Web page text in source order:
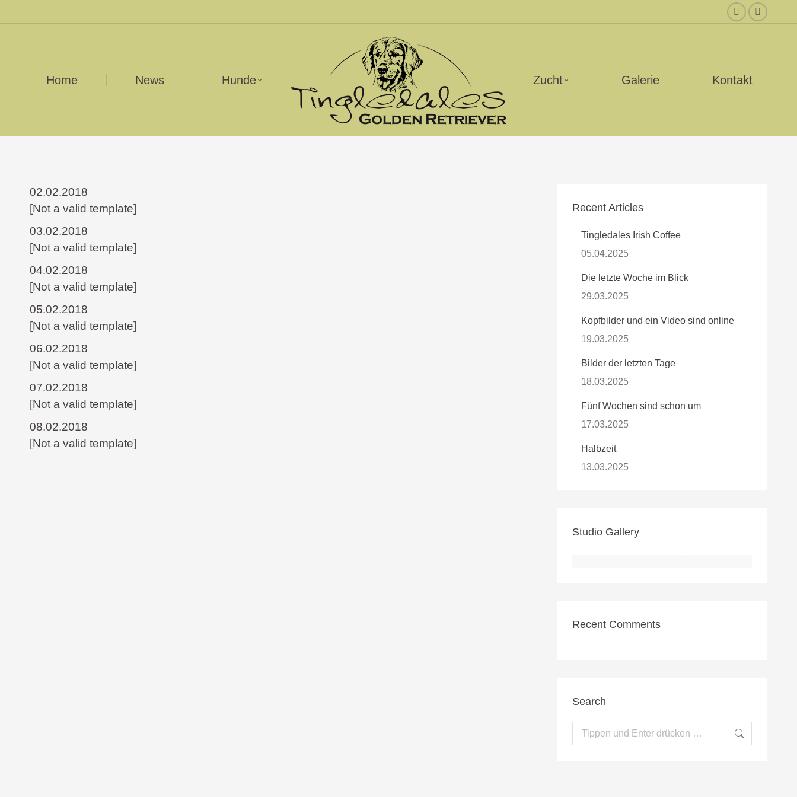
Facebook
in
Home News Hunde Zucht Galerie Kontakt
02.02.2018
[Not a valid template]
03.02.2018
[Not a valid template]
04.02.2018
[Not a valid template]
05.02.2018
[Not a valid template]
06.02.2018
[Not a valid template]
07.02.2018
[Not a valid template]
08.02.2018
[Not a valid template]
Recent Articles
Tingledales Irish Coffee
05.04.2025
Die letzte Woche im Blick
29.03.2025
Kopfbilder und ein Video sind online
19.03.2025
Bilder der letzten Tage
18.03.2025
Fünf Wochen sind schon um
17.03.2025
Halbzeit
13.03.2025
Studio Gallery
Recent Comments
Search
Search: